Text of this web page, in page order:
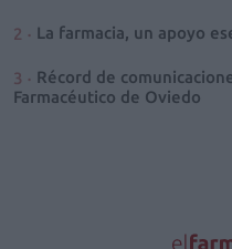
La farmacia, un apoyo
Récord de
Farmacéutico de Oviedo